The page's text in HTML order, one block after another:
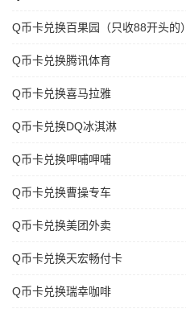
Q币卡兑换百果园（只收88开头的）
Q币卡兑换腾讯体育
Q币卡兑换喜马拉雅
Q币卡兑换DQ冰淇淋
Q币卡兑换呷哺呷哺
Q币卡兑换曹操专车
Q币卡兑换美团外卖
Q币卡兑换天宏畅付卡
Q币卡兑换瑞幸咖啡